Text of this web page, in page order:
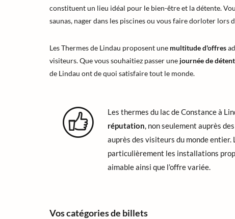
constituent un lieu idéal pour le bien-être et la détente.
saunas, nager dans les piscines ou vous faire dorloter lors
Les Thermes de Lindau proposent une multitude d'offres
visiteurs. Que vous souhaitiez passer une journée de
de Lindau ont de quoi satisfaire tout le monde.
Les thermes du lac de Constance à
réputation, non seulement auprès
auprès des visiteurs du monde
particulièrement les installations
aimable ainsi que l’offre variée.
Vos catégories de billets